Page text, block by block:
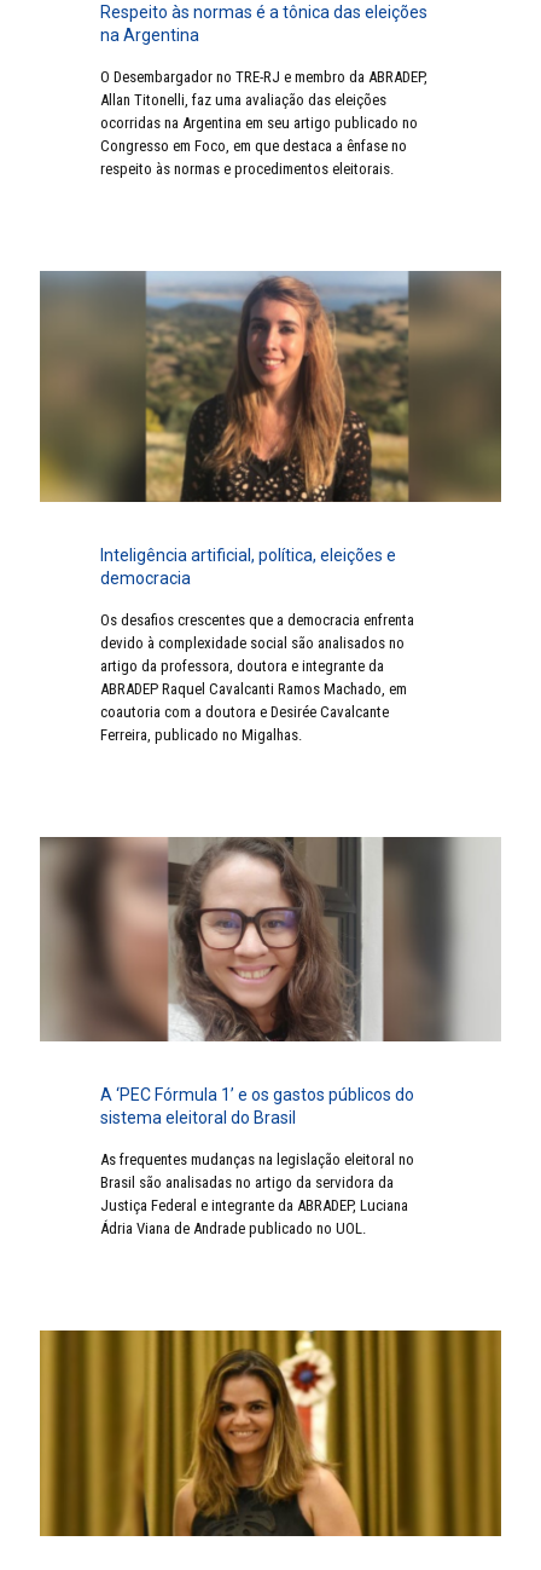
Respeito às normas é a tônica das eleições
na Argentina
O Desembargador no TRE-RJ e membro da ABRADEP,
Allan Titonelli, faz uma avaliação das eleições
ocorridas na Argentina em seu artigo publicado no
Congresso em Foco, em que destaca a ênfase no
respeito às normas e procedimentos eleitorais.
Inteligência artificial, política, eleições e
democracia
Os desafios crescentes que a democracia enfrenta
devido à complexidade social são analisados no
artigo da professora, doutora e integrante da
ABRADEP Raquel Cavalcanti Ramos Machado, em
coautoria com a doutora e Desirée Cavalcante
Ferreira, publicado no Migalhas.
A ‘PEC Fórmula 1’ e os gastos públicos do
sistema eleitoral do Brasil
As frequentes mudanças na legislação eleitoral no
Brasil são analisadas no artigo da servidora da
Justiça Federal e integrante da ABRADEP, Luciana
Ádria Viana de Andrade publicado no UOL.